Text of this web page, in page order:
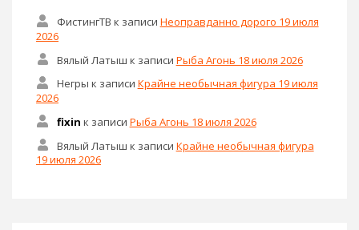
ФистингТВ к записи Неоправданно дорого 19 июля
2026
Вялый Латыш к записи Рыба Агонь 18 июля 2026
Негры к записи Крайне необычная фигура 19 июля
2026
fixin к записи Рыба Агонь 18 июля 2026
Вялый Латыш к записи Крайне необычная фигура
19 июля 2026